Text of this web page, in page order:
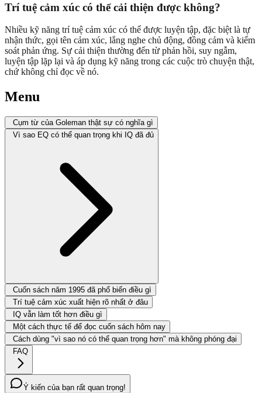
Trí tuệ cảm xúc có thể cải thiện được không?
Nhiều kỹ năng trí tuệ cảm xúc có thể được luyện tập, đặc biệt là tự
nhận thức, gọi tên cảm xúc, lắng nghe chủ động, đồng cảm và kiểm
soát phản ứng. Sự cải thiện thường đến từ phản hồi, suy ngẫm,
luyện tập lặp lại và áp dụng kỹ năng trong các cuộc trò chuyện thật,
chứ không chỉ đọc về nó.
Menu
Cụm từ của Goleman thật sự có nghĩa gì
Vì sao EQ có thể quan trọng khi IQ đã đủ
Cuốn sách năm 1995 đã phổ biến điều gì
Trí tuệ cảm xúc xuất hiện rõ nhất ở đâu
IQ vẫn làm tốt hơn điều gì
Một cách thực tế để đọc cuốn sách hôm nay
Cách dùng "vì sao nó có thể quan trọng hơn" mà không phóng đại
FAQ
Ý kiến của bạn rất quan trọng!